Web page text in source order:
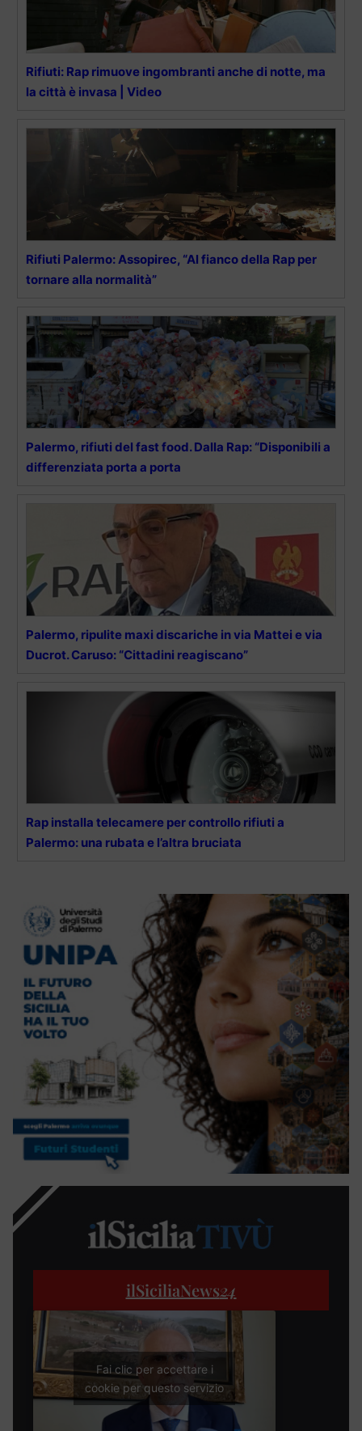
Rifiuti: Rap rimuove ingombranti anche di notte, ma
la città è invasa | Video
Rifiuti Palermo: Assopirec, “Al fianco della Rap per
tornare alla normalità”
Palermo, rifiuti del fast food. Dalla Rap: “Disponibili a
differenziata porta a porta
Palermo, ripulite maxi discariche in via Mattei e via
Ducrot. Caruso: “Cittadini reagiscano”
Rap installa telecamere per controllo rifiuti a
Palermo: una rubata e l’altra bruciata
ilSiciliaNews24
Fai clic per accettare i
cookie per questo servizio